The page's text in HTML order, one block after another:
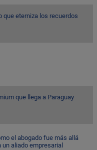
que eterniza los recuerdos
que llega a Paraguay
el abogado fue más allá
aliado empresarial